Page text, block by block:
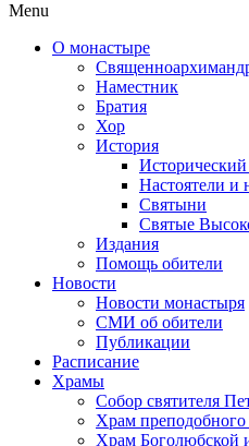
Menu
О монастыре
Наместник
Братия
Хор
История
Исторический
Настоятели и
Святыни
Святые
Издания
Помощь обители
Новости
Новости монастыря
СМИ об обители
Публикации
Расписание
Храмы
Собор святителя
Храм
Храм Боголюбской